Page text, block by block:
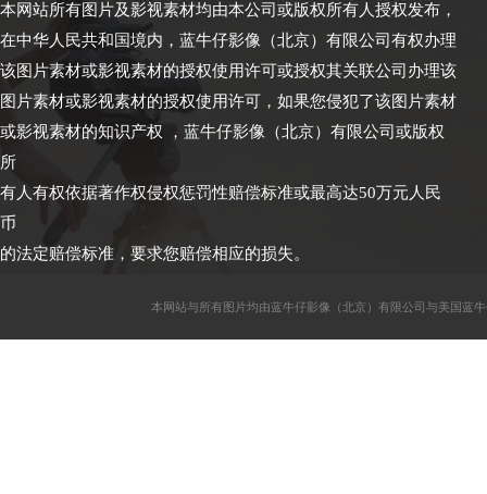
本网站所有图片及影视素材均由本公司或版权所有人授权发布，
在中华人民共和国境内，蓝牛仔影像（北京）有限公司有权办理
该图片素材或影视素材的授权使用许可或授权其关联公司办理该
图片素材或影视素材的授权使用许可，如果您侵犯了该图片素材
或影视素材的知识产权 ，蓝牛仔影像（北京）有限公司或版权
所
有人有权依据著作权侵权惩罚性赔偿标准或最高达50万元人民
币
的法定赔偿标准，要求您赔偿相应的损失。
本网站与所有图片均由蓝牛仔影像（北京）有限公司与美国蓝